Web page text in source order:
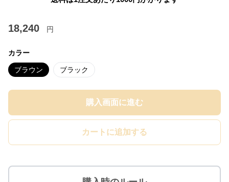
18,240 円
カラー
ブラウン ブラック
購入画面に進む
カートに追加する